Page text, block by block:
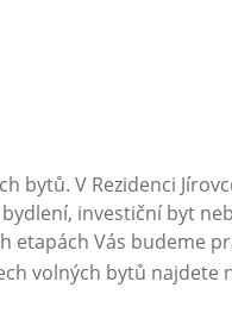
V Rezidenci
investiční byt
etapách Vás budeme
volných bytů najdete